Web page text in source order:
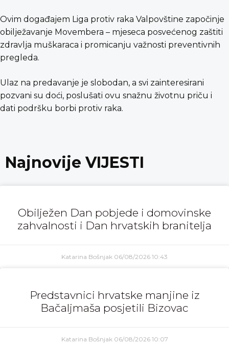
Ovim događajem Liga protiv raka Valpovštine započinje
obilježavanje Movembera – mjeseca posvećenog zaštiti
zdravlja muškaraca i promicanju važnosti preventivnih
pregleda.
Ulaz na predavanje je slobodan, a svi zainteresirani
pozvani su doći, poslušati ovu snažnu životnu priču i
dati podršku borbi protiv raka.
Najnovije VIJESTI
Obilježen Dan pobjede i domovinske
zahvalnosti i Dan hrvatskih branitelja
Katarina Bošnjak 06/08/2026 10:43
Predstavnici hrvatske manjine iz
Bačaljmaša posjetili Bizovac
Katarina Bošnjak 06/08/2026 10:07